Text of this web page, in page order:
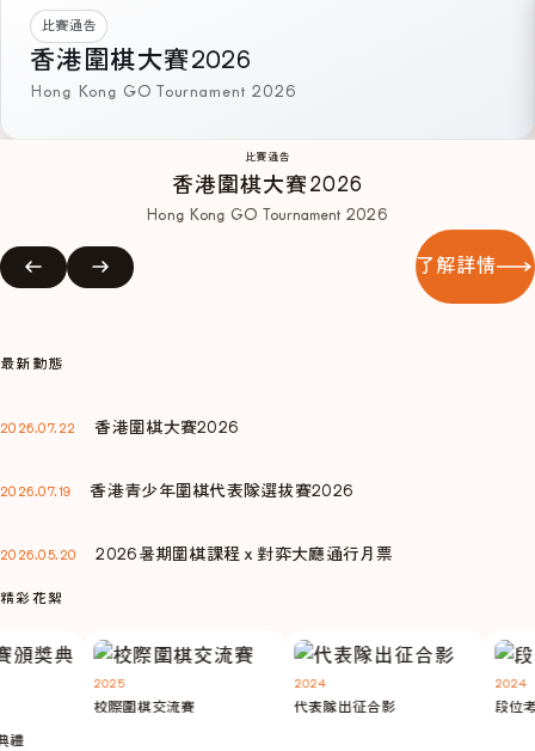
比賽通告
香港圍棋大賽2026
Hong Kong GO Tournament 2026
比賽通告
香港圍棋大賽2026
Hong Kong GO Tournament 2026
了解詳情
最新動態
2026.07.22 香港圍棋大賽2026
2026.07.19 香港青少年圍棋代表隊選拔賽2026
2026.05.20 2026暑期圍棋課程ｘ對弈大廳通行月票
精彩花絮
2025
校際圍棋交流賽
2024
代表隊出征合影
2024
段位考